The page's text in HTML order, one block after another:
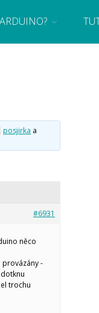
Arduino a microbit
posjirka a
#6931
něco
-
trochu